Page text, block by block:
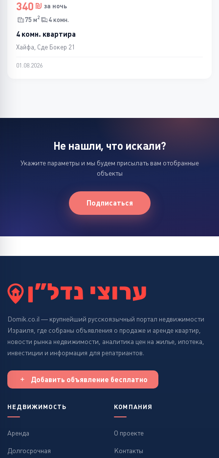
340
за ночь
75 м2 4 комн.
4 комн. квартира
Хайфа, Сде Бокер 21
01.08.2026
Не нашли, что искали?
Укажите параметры и мы будем присылать вам отобранные
объекты
Подписаться
Domik.co.il — крупнейший русскоязычный портал недвижимости
Израиля, где собраны объявления о продаже и аренде квартир,
новости рынка недвижимости, аналитика цен на жилье, ипотека,
инвестиции и информация для репатриантов.
Добавить объявление бесплатно
НЕДВИЖИМОСТЬ
Аренда
Долгосрочная
КОМПАНИЯ
О проекте
Контакты